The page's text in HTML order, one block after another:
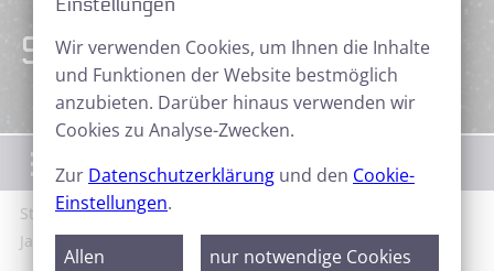
Sternfreunde Aktuell
Menü
Start News Sternfreunde Aktuell
Jahresabschlussversammlung 2023
Wir verwenden Cookies, um Ihnen die Inhalte
und Funktionen der Website bestmöglich
anzubieten. Darüber hinaus verwenden wir
Cookies zu Analyse-Zwecken.
Zur Datenschutzerklärung und den Cookie-
Einstellungen.
Allen
nur notwendige Cookies